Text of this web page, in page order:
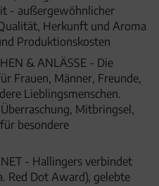
- außergewöhnlicher
Herkunft und Aroma
Produktionskosten
& ANLÄSSE - Die
Frauen, Männer, Freunde,
Lieblingsmenschen.
Mitbringsel,
besondere
- Hallingers verbindet
Red Dot Award), gelebte